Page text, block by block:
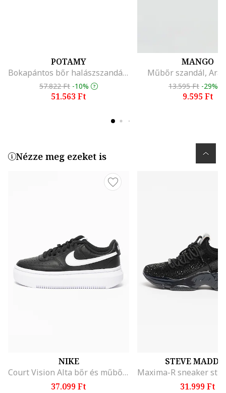
POTAMY
Bokapántos bőr halászszandál, Fehér
57.822 Ft -10%
51.563 Ft
MANGO
Műbőr szandál,
13.595 Ft -29%
9.595 Ft
Nézze meg ezeket is
NIKE
Court Vision Alta bőr és műbőr flatform sneaker, Fehér/Fekete
37.099 Ft
STEVE
31.999 Ft